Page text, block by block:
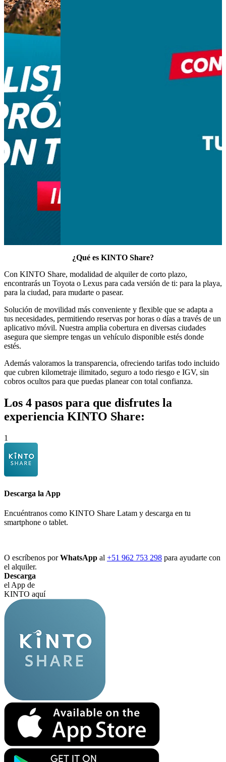
¿Qué es KINTO Share?
Con KINTO Share, modalidad de alquiler de corto plazo,
encontrarás un Toyota o Lexus para cada versión de ti: para la playa,
para la ciudad, para mudarte o pasear.
Solución de movilidad más conveniente y flexible que se adapta a
tus necesidades, permitiendo reservas por horas o días a través de un
aplicativo móvil. Nuestra amplia cobertura en diversas ciudades
asegura que siempre tengas un vehículo disponible estés donde
estés.
Además valoramos la transparencia, ofreciendo tarifas todo incluido
que cubren kilometraje ilimitado, seguro a todo riesgo e IGV, sin
cobros ocultos para que puedas planear con total confianza.
Los 4 pasos para que disfrutes la
experiencia KINTO Share:
1
Descarga la App
Encuéntranos como KINTO Share Latam y descarga en tu
smartphone o tablet.
O escríbenos porWhatsApp al +51 962 753 298 para ayudarte con
el alquiler.
Descarga
el App de
KINTO aquí